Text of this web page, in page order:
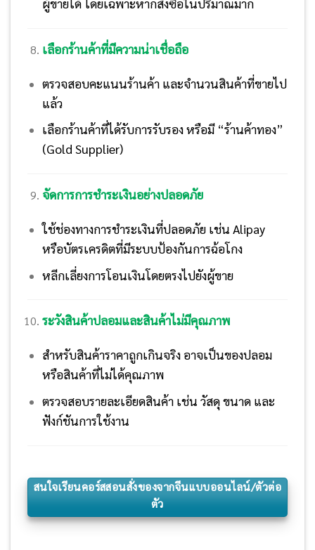
ผู้ขายได้ โดยเฉพาะหากสั่งซื้อในปริมาณมาก
เลือกร้านค้าที่มีความน่าเชื่อถือ
ตรวจสอบคะแนนร้านค้า และจำนวนสินค้าที่ขายไป
แล้ว
เลือกร้านค้าที่ได้รับการรับรอง หรือมี “ร้านค้าทอง”
(Gold Supplier)
จัดการการชำระเงินอย่างปลอดภัย
ใช้ช่องทางการชำระเงินที่ปลอดภัย เช่น Alipay
หรือบัตรเครดิตที่มีระบบป้องกันการฉ้อโกง
หลีกเลี่ยงการโอนเงินโดยตรงไปยังผู้ขาย
ระวังสินค้าปลอมและสินค้าไม่มีคุณภาพ
สำหรับสินค้าราคาถูกเกินจริง อาจเป็นของปลอม
หรือสินค้าที่ไม่ได้คุณภาพ
ตรวจสอบรายละเอียดสินค้า เช่น วัสดุ ขนาด และ
ฟังก์ชันการใช้งาน
สนใจเรียนคอร์สสอนสั่งของจากจีนแบบออนไลน์/ตัวต่อ
ตัว